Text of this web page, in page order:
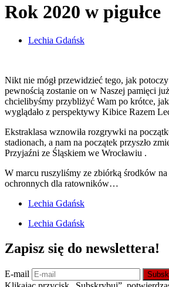
Rok 2020 w pigułce
Lechia Gdańsk
Nikt nie mógł przewidzieć tego, jak
pewnością zostanie on w Naszej pamięci
chcielibyśmy przybliżyć Wam po krótce,
wyglądało z perspektywy Kibice Razem
Ekstraklasa wznowiła rozgrywki na
stadionach, a nam na początek przyszło
Przyjaźni ze Śląskiem we Wrocławiu .
W marcu ruszyliśmy ze zbiórką środków
ochronnych dla ratowników…
Lechia Gdańsk
Lechia Gdańsk
Zapisz się do newslettera!
E-mail